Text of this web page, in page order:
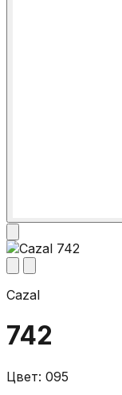
Cazal
742
Цвет: 095